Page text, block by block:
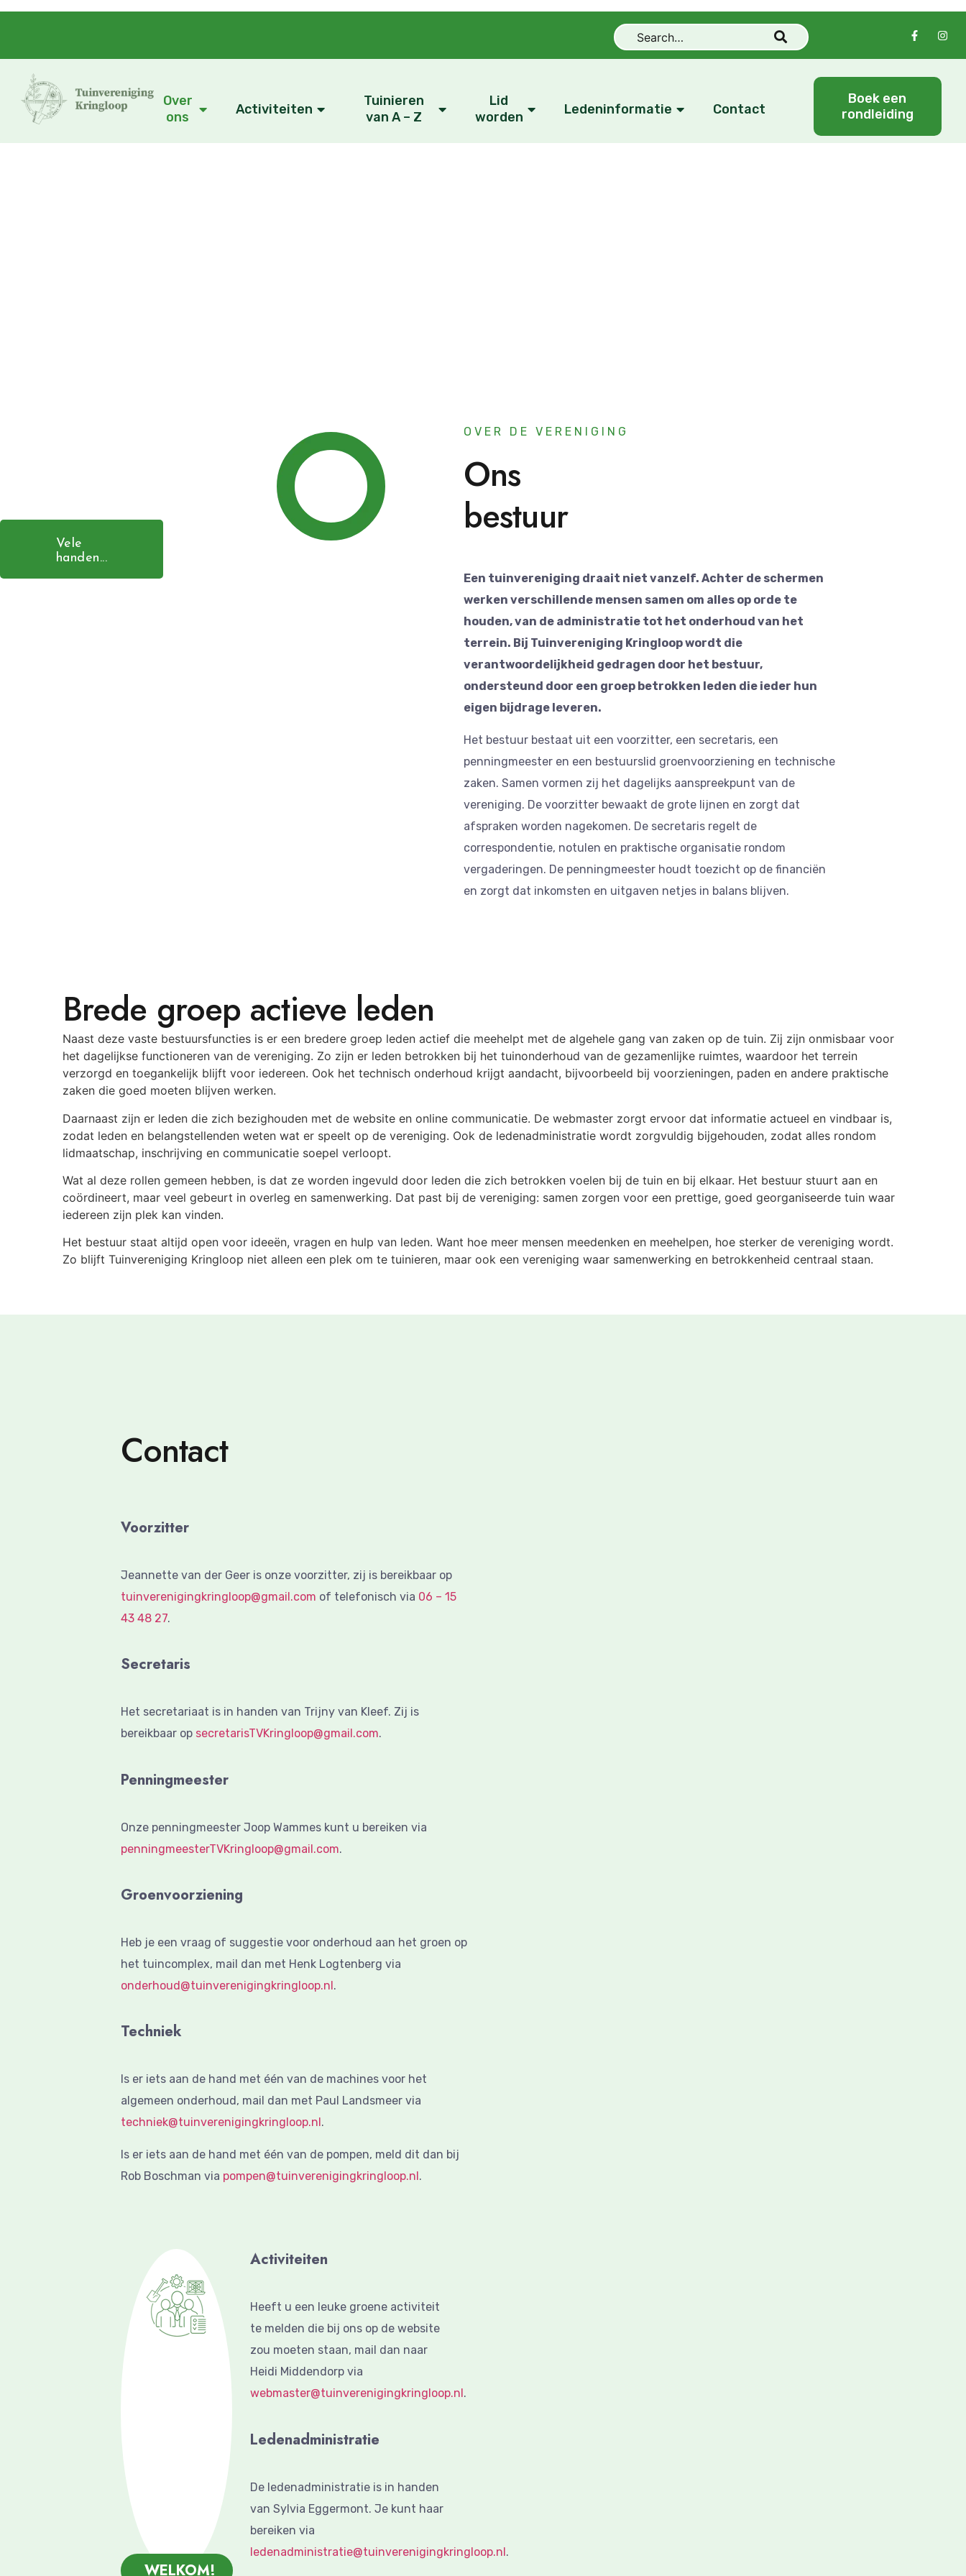
Over
ons
Activiteiten
Tuinieren
van A – Z
Lid
worden
Ledeninformatie Contact
Boek een
rondleiding
Vele
handen...
OVER DE VERENIGING
Ons
bestuur
Een tuinvereniging draait niet vanzelf. Achter de schermen
werken verschillende mensen samen om alles op orde te
houden, van de administratie tot het onderhoud van het
terrein. Bij Tuinvereniging Kringloop wordt die
verantwoordelijkheid gedragen door het bestuur,
ondersteund door een groep betrokken leden die ieder hun
eigen bijdrage leveren.
Het bestuur bestaat uit een voorzitter, een secretaris, een
penningmeester en een bestuurslid groenvoorziening en technische
zaken. Samen vormen zij het dagelijks aanspreekpunt van de
vereniging. De voorzitter bewaakt de grote lijnen en zorgt dat
afspraken worden nagekomen. De secretaris regelt de
correspondentie, notulen en praktische organisatie rondom
vergaderingen. De penningmeester houdt toezicht op de financiën
en zorgt dat inkomsten en uitgaven netjes in balans blijven.
Brede groep actieve leden
Naast deze vaste bestuursfuncties is er een bredere groep leden actief die meehelpt met de algehele gang van zaken op de tuin. Zij zijn onmisbaar voor
het dagelijkse functioneren van de vereniging. Zo zijn er leden betrokken bij het tuinonderhoud van de gezamenlijke ruimtes, waardoor het terrein
verzorgd en toegankelijk blijft voor iedereen. Ook het technisch onderhoud krijgt aandacht, bijvoorbeeld bij voorzieningen, paden en andere praktische
zaken die goed moeten blijven werken.
Daarnaast zijn er leden die zich bezighouden met de website en online communicatie. De webmaster zorgt ervoor dat informatie actueel en vindbaar is,
zodat leden en belangstellenden weten wat er speelt op de vereniging. Ook de ledenadministratie wordt zorgvuldig bijgehouden, zodat alles rondom
lidmaatschap, inschrijving en communicatie soepel verloopt.
Wat al deze rollen gemeen hebben, is dat ze worden ingevuld door leden die zich betrokken voelen bij de tuin en bij elkaar. Het bestuur stuurt aan en
coördineert, maar veel gebeurt in overleg en samenwerking. Dat past bij de vereniging: samen zorgen voor een prettige, goed georganiseerde tuin waar
iedereen zijn plek kan vinden.
Het bestuur staat altijd open voor ideeën, vragen en hulp van leden. Want hoe meer mensen meedenken en meehelpen, hoe sterker de vereniging wordt.
Zo blijft Tuinvereniging Kringloop niet alleen een plek om te tuinieren, maar ook een vereniging waar samenwerking en betrokkenheid centraal staan.
Contact
Voorzitter
Jeannette van der Geer is onze voorzitter, zij is bereikbaar op
tuinverenigingkringloop@gmail.com of telefonisch via 06 – 15
43 48 27.
Secretaris
Het secretariaat is in handen van Trijny van Kleef. Zij is
bereikbaar op secretarisTVKringloop@gmail.com.
Penningmeester
Onze penningmeester Joop Wammes kunt u bereiken via
penningmeesterTVKringloop@gmail.com.
Groenvoorziening
Heb je een vraag of suggestie voor onderhoud aan het groen op
het tuincomplex, mail dan met Henk Logtenberg via
onderhoud@tuinverenigingkringloop.nl.
Techniek
Is er iets aan de hand met één van de machines voor het
algemeen onderhoud, mail dan met Paul Landsmeer via
techniek@tuinverenigingkringloop.nl .
Is er iets aan de hand met één van de pompen, meld dit dan bij
Rob Boschman via pompen@tuinverenigingkringloop.nl.
Activiteiten
Heeft u een leuke groene activiteit
te melden die bij ons op de website
zou moeten staan, mail dan naar
Heidi Middendorp via
webmaster@tuinverenigingkringloop.nl .
Ledenadministratie
De ledenadministratie is in handen
van Sylvia Eggermont. Je kunt haar
bereiken via
ledenadministratie@tuinverenigingkringloop.nl.
WELKOM!